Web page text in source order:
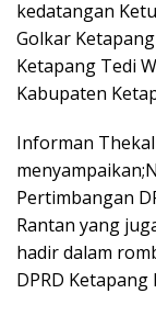
kedatangan
Golkar
Ketapang Tedi
Kabupaten
Informan
Pertimbangan
Rantan yang
hadir dalam
DPRD Ketapang